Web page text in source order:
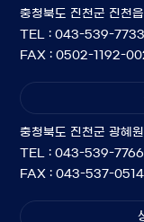
충청북도 진천군 진천
TEL : 043-539-7733
FAX : 0502-1192-
충청북도 진천군 광혜
TEL : 043-539-7766
FAX : 043-537-0514